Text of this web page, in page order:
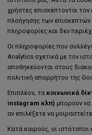
χρήστες επισκέπτονται
πλοήγησης των επισκεπτών
πληροφορίες και δεν
Οι πληροφορίες που
Analytics σχετικά με τον
αποθηκεύονται στους
πολιτική απορρήτου της
Επιπλέον, τα κοινωνικά
instagram κλπ) μπορούν
αν επιλέξετε να
Κατά καιρούς, οι